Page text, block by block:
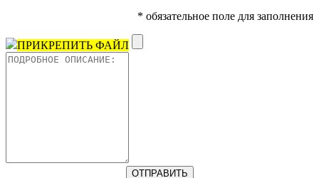
* обязательное поле для заполнения
ПРИКРЕПИТЬ ФАЙЛ